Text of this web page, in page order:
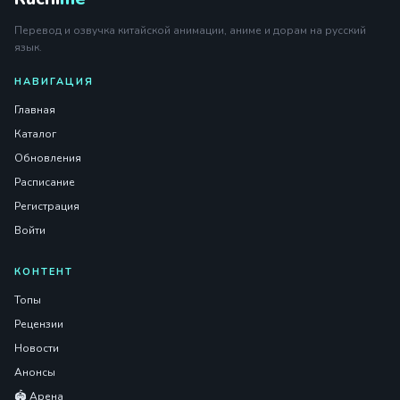
Перевод и озвучка китайской анимации, аниме и дорам на русский
язык.
НАВИГАЦИЯ
Главная
Каталог
Обновления
Расписание
Регистрация
Войти
КОНТЕНТ
Топы
Рецензии
Новости
Анонсы
🏟️ Арена